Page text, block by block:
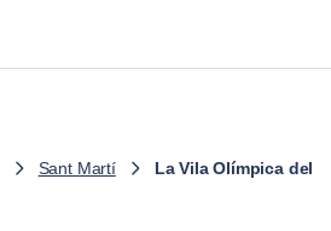
Sant Martí La Vila Olímpica del